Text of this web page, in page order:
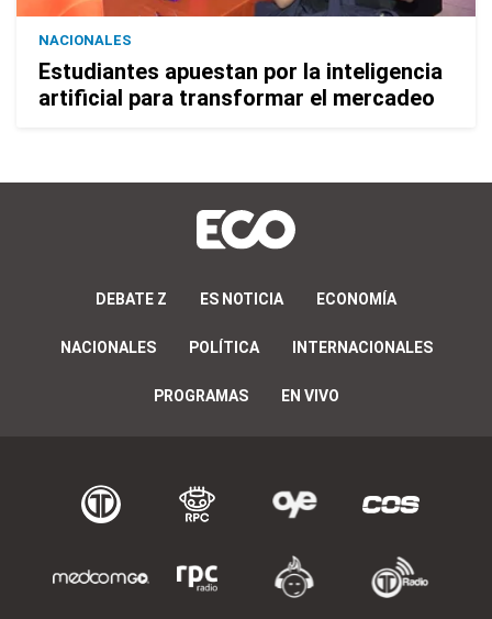
NACIONALES
Estudiantes apuestan por la inteligencia
artificial para transformar el mercadeo
DEBATE Z ES NOTICIA ECONOMÍA
NACIONALES POLÍTICA INTERNACIONALES
PROGRAMAS EN VIVO